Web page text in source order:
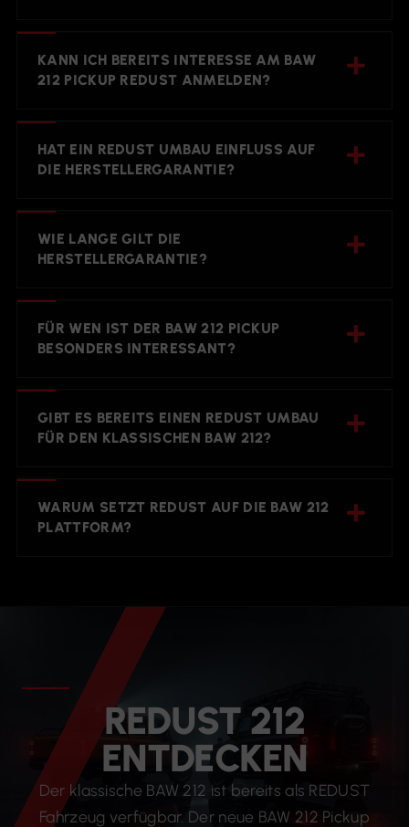
KANN ICH BEREITS INTERESSE AM BAW
212 PICKUP REDUST ANMELDEN?
HAT EIN REDUST UMBAU EINFLUSS AUF
DIE HERSTELLERGARANTIE?
WIE LANGE GILT DIE
HERSTELLERGARANTIE?
FÜR WEN IST DER BAW 212 PICKUP
BESONDERS INTERESSANT?
GIBT ES BEREITS EINEN REDUST UMBAU
FÜR DEN KLASSISCHEN BAW 212?
WARUM SETZT REDUST AUF DIE BAW 212
PLATTFORM?
REDUST 212
ENTDECKEN
Der klassische BAW 212 ist bereits als REDUST
Fahrzeug verfügbar. Der neue BAW 212 Pickup